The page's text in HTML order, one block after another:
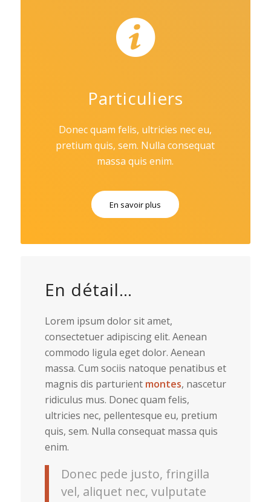
Particuliers
Donec quam felis, ultricies nec eu,
pretium quis, sem. Nulla consequat
massa quis enim.
En savoir plus
En détail…
Lorem ipsum dolor sit amet,
consectetuer adipiscing elit. Aenean
commodo ligula eget dolor. Aenean
massa. Cum sociis natoque penatibus et
magnis dis parturient montes, nascetur
ridiculus mus. Donec quam felis,
ultricies nec, pellentesque eu, pretium
quis, sem. Nulla consequat massa quis
enim.
Donec pede justo, fringilla
vel, aliquet nec, vulputate